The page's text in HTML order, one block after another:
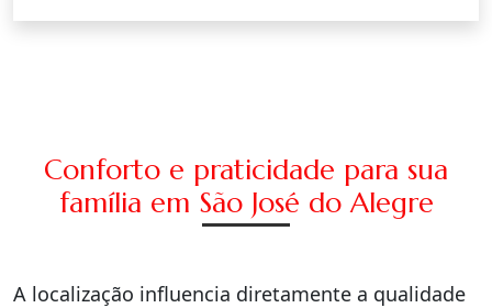
Conforto e praticidade para sua
família em São José do Alegre
A localização influencia diretamente a qualidade